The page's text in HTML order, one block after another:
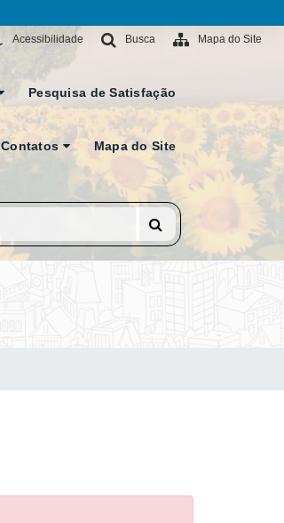
Mapa do Site
Busca
Acessibilidade
Pesquisa de Satisfação
Contatos Mapa do Site